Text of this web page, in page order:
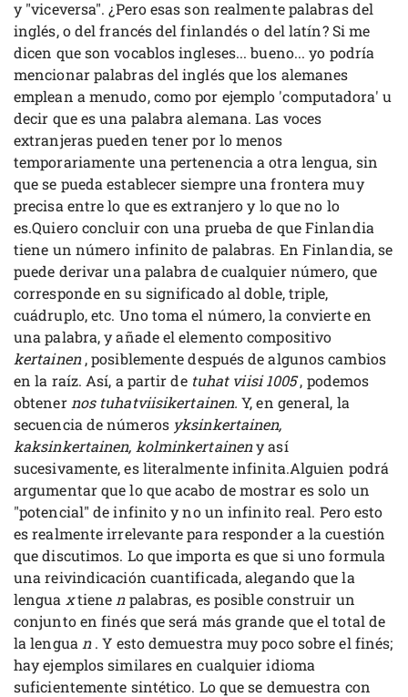
y "viceversa". ¿Pero esas son realmente palabras del
inglés, o del francés del finlandés o del latín? Si me
dicen que son vocablos ingleses... bueno... yo podría
mencionar palabras del inglés que los alemanes
emplean a menudo, como por ejemplo 'computadora' u
decir que es una palabra alemana. Las voces
extranjeras pueden tener por lo menos
temporariamente una pertenencia a otra lengua, sin
que se pueda establecer siempre una frontera muy
precisa entre lo que es extranjero y lo que no lo
es.Quiero concluir con una prueba de que Finlandia
tiene un número infinito de palabras. En Finlandia, se
puede derivar una palabra de cualquier número, que
corresponde en su significado al doble, triple,
cuádruplo, etc. Uno toma el número, la convierte en
una palabra, y añade el elemento compositivo
kertainen, posiblemente después de algunos cambios
en la raíz. Así, a partir de tuhat viisi 1005, podemos
obtener nos tuhatviisikertainen.Y, en general, la
secuencia de números yksinkertainen,
kaksinkertainen, kolminkertaineny así
sucesivamente, es literalmente infinita.Alguien podrá
argumentar que lo que acabo de mostrar es solo un
"potencial" de infinito y no un infinito real. Pero esto
es realmente irrelevante para responder a la cuestión
que discutimos. Lo que importa es que si uno formula
una reivindicación cuantificada, alegando que la
lengua xtiene npalabras, es posible construir un
conjunto en finés que será más grande que el total de
la lengua n. Y esto demuestra muy poco sobre el finés;
hay ejemplos similares en cualquier idioma
suficientemente sintético. Lo que se demuestra con